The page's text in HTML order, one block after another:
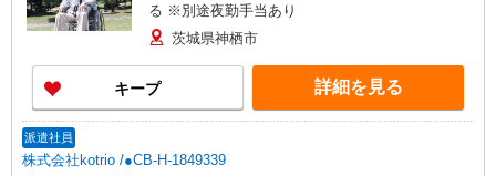
る ※別途夜勤手当あり
茨城県神栖市
キープ 詳細を見る
派遣社員
株式会社kotrio /●CB-H-1849339